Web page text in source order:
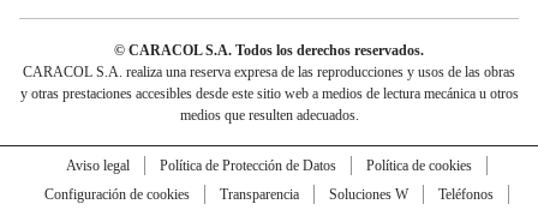
© CARACOL S.A. Todos los derechos reservados.
CARACOL S.A. realiza una reserva expresa de las reproducciones y usos de las obras
y otras prestaciones accesibles desde este sitio web a medios de lectura mecánica u otros
medios que resulten adecuados.
Aviso legal Política de Protección de Datos
Política de cookies
Configuración de cookies
Transparencia Soluciones W
Teléfonos